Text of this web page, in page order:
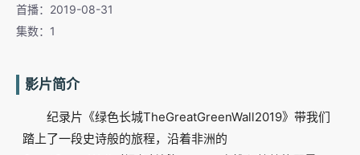
首播：2019-08-31
集数：1
影片简介
纪录片《绿色长城TheGreatGreenWall2019》带我们
踏上了一段史诗般的旅程，沿着非洲的